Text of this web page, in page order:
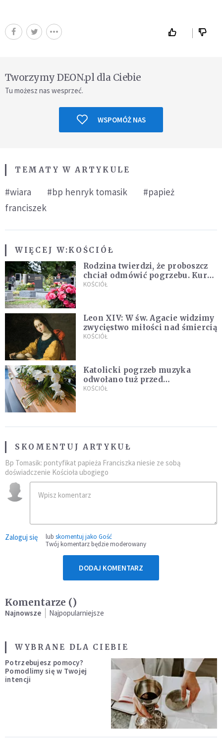
Tworzymy DEON.pl dla Ciebie
Tu możesz nas wesprzeć.
WSPOMÓŻ NAS
TEMATY W ARTYKULE
#wiara #bp henryk tomasik
#papież
franciszek
WIĘCEJ W:KOŚCIÓŁ
Rodzina twierdzi, że proboszcz
chciał odmówić pogrzebu. Kuria
zapowiada wyjaśnienia
KOŚCIÓŁ
Leon XIV: W św. Agacie widzimy
zwycięstwo miłości nad śmiercią
KOŚCIÓŁ
Katolicki pogrzeb muzyka
odwołano tuż przed
uroczystością. Powodem była
KOŚCIÓŁ
SKOMENTUJ ARTYKUŁ
Bp Tomasik: pontyfikat papieża Franciszka niesie ze sobą
doświadczenie Kościoła ubogiego
Zaloguj się lub skomentuj jako Gość
Twój komentarz będzie moderowany
DODAJ KOMENTARZ
Komentarze ()
Najnowsze Najpopularniejsze
WYBRANE DLA CIEBIE
Potrzebujesz pomocy?
Pomodlimy się w Twojej
intencji